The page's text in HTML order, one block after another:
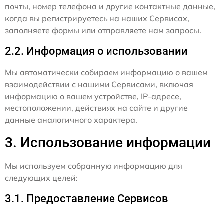
почты, номер телефона и другие контактные данные,
когда вы регистрируетесь на наших Сервисах,
заполняете формы или отправляете нам запросы.
2.2. Информация о использовании
Мы автоматически собираем информацию о вашем
взаимодействии с нашими Сервисами, включая
информацию о вашем устройстве, IP-адресе,
местоположении, действиях на сайте и другие
данные аналогичного характера.
3. Использование информации
Мы используем собранную информацию для
следующих целей:
3.1. Предоставление Сервисов